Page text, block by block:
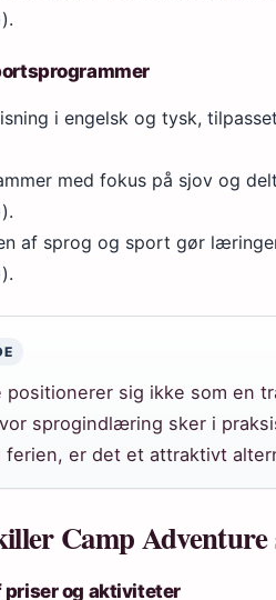
i engelsk og tysk,
med fokus på sjov og
af sprog og sport gør
positionerer sig ikke som en
sprogindlæring sker i
ferien, er det et attraktivt
Camp
priser og aktiviteter